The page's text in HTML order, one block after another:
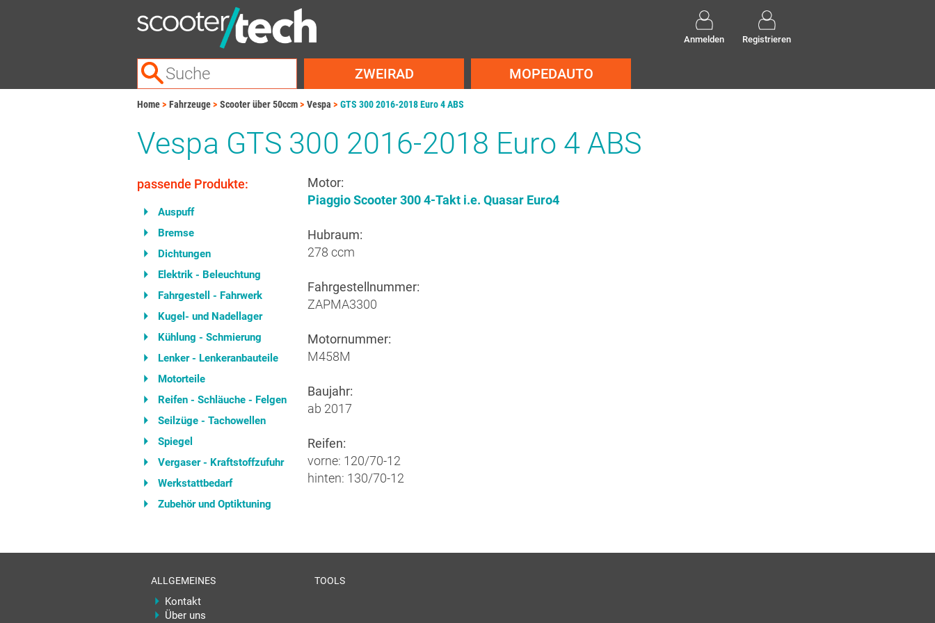
Anmelden Registrieren
ZWEIRAD MOPEDAUTO
Home Fahrzeuge Scooter über 50ccm Vespa GTS 300 2016-2018 Euro 4 ABS
Vespa GTS 300 2016-2018 Euro 4 ABS
passende Produkte:
Auspuff
Bremse
Dichtungen
Elektrik - Beleuchtung
Fahrgestell - Fahrwerk
Kugel- und Nadellager
Kühlung - Schmierung
Lenker - Lenkeranbauteile
Motorteile
Reifen - Schläuche - Felgen
Seilzüge - Tachowellen
Spiegel
Vergaser - Kraftstoffzufuhr
Werkstattbedarf
Zubehör und Optiktuning
Motor:
Piaggio Scooter 300 4-Takt i.e. Quasar Euro4
Hubraum:
278 ccm
Fahrgestellnummer:
ZAPMA3300
Motornummer:
M458M
Baujahr:
ab 2017
Reifen:
vorne: 120/70-12
hinten: 130/70-12
ALLGEMEINES
Kontakt
Über uns
TOOLS